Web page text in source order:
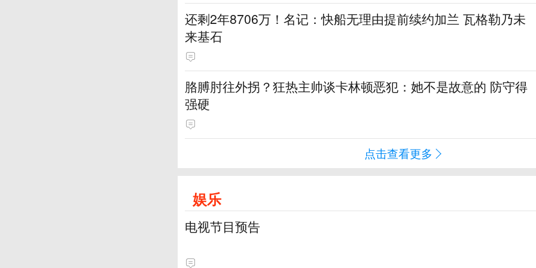
还剩2年8706万！名记：快船无理由提前续约加兰 瓦格勒乃未
来基石
胳膊肘往外拐？狂热主帅谈卡林顿恶犯：她不是故意的 防守得
强硬
点击查看更多
娱乐
电视节目预告